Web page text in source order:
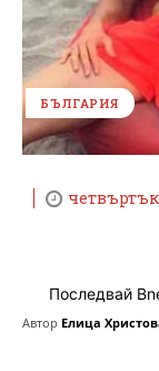
БЪЛГАРИЯ
Последвай
Автор Елица